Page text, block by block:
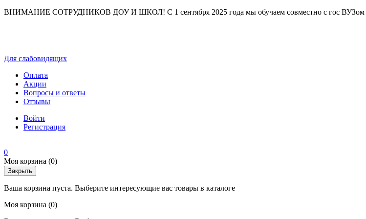
ВНИМАНИЕ СОТРУДНИКОВ ДОУ И ШКОЛ! С 1 сентября 2025 года мы обучаем совместно с гос ВУЗом
Для слабовидящих
Оплата
Акции
Вопросы и ответы
Отзывы
Войти
Регистрация
0
Моя корзина (0)
Закрыть
Ваша корзина пуста. Выберите интересующие вас товары в каталоге
Моя корзина (0)